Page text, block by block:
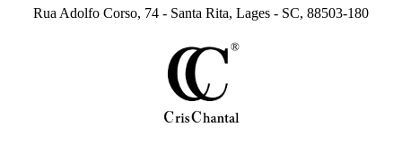
Rua Adolfo Corso, 74 - Santa Rita, Lages - SC, 88503-180